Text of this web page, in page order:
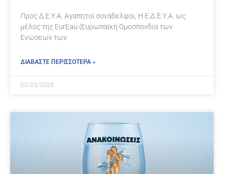
Προς Δ.Ε.Υ.Α. Αγαπητοί συνάδελφοι, Η Ε.Δ.Ε.Υ.Α. ως
μέλος της ΕurEau (Ευρωπαϊκή Ομοσπονδία των
Ενώσεων των
ΔΙΑΒΑΣΤΕ ΠΕΡΙΣΣΟΤΕΡΑ »
02/03/2026